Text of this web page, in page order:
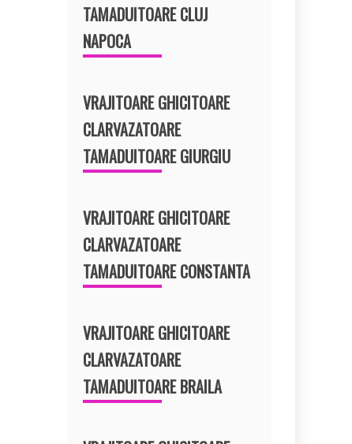
TAMADUITOARE CLUJ
NAPOCA
VRAJITOARE GHICITOARE
CLARVAZATOARE
TAMADUITOARE GIURGIU
VRAJITOARE GHICITOARE
CLARVAZATOARE
TAMADUITOARE CONSTANTA
VRAJITOARE GHICITOARE
CLARVAZATOARE
TAMADUITOARE BRAILA